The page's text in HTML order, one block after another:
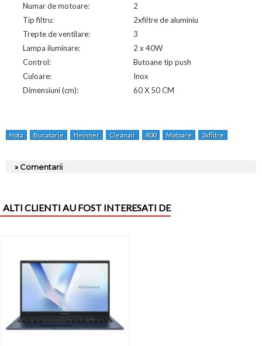
Numar de motoare:
2
Tip filtru:
2xfiltre de aluminiu
Trepte de ventilare:
3
Lampa iluminare:
2 x 40W
Control:
Butoane tip push
Culoare:
Inox
Dimensiuni (cm):
60 X 50 CM
Hota Bucatarie Heinner Cleanair 400 Motoare 2xflitre
» Comentarii
ALTI CLIENTI AU FOST INTERESATI DE